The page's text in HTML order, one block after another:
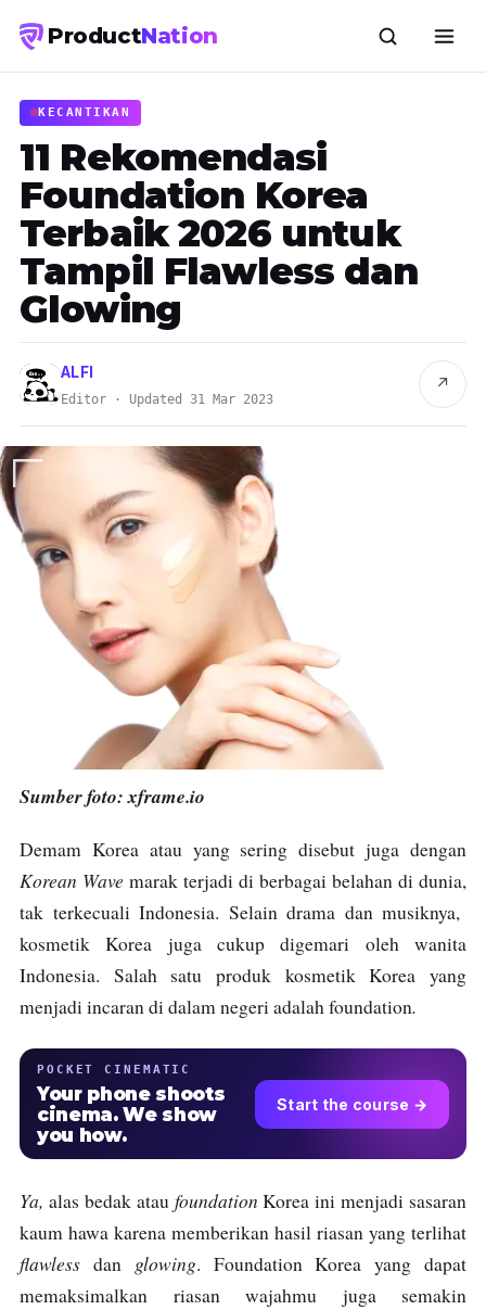
ProductNation
KECANTIKAN
11 Rekomendasi
Foundation Korea
Terbaik 2026 untuk
Tampil Flawless dan
Glowing
ALFI
Editor · Updated 31 Mar 2023
↗
Sumber foto: xframe.io
Demam Korea atau yang sering disebut juga dengan
Korean Wave marak terjadi di berbagai belahan di dunia,
tak terkecuali Indonesia. Selain drama dan musiknya,
kosmetik Korea juga cukup digemari oleh wanita
Indonesia. Salah satu produk kosmetik Korea yang
menjadi incaran di dalam negeri adalah foundation.
POCKET CINEMATIC
Your phone shoots
cinema. We show
you how.
Start the course →
Ya, alas bedak atau foundation Korea ini menjadi sasaran
kaum hawa karena memberikan hasil riasan yang terlihat
flawless dan glowing. Foundation Korea yang dapat
memaksimalkan riasan wajahmu juga semakin